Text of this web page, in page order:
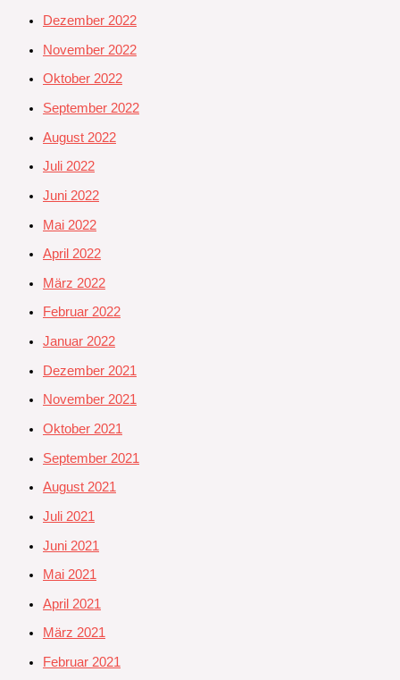
Dezember 2022
November 2022
Oktober 2022
September 2022
August 2022
Juli 2022
Juni 2022
Mai 2022
April 2022
März 2022
Februar 2022
Januar 2022
Dezember 2021
November 2021
Oktober 2021
September 2021
August 2021
Juli 2021
Juni 2021
Mai 2021
April 2021
März 2021
Februar 2021